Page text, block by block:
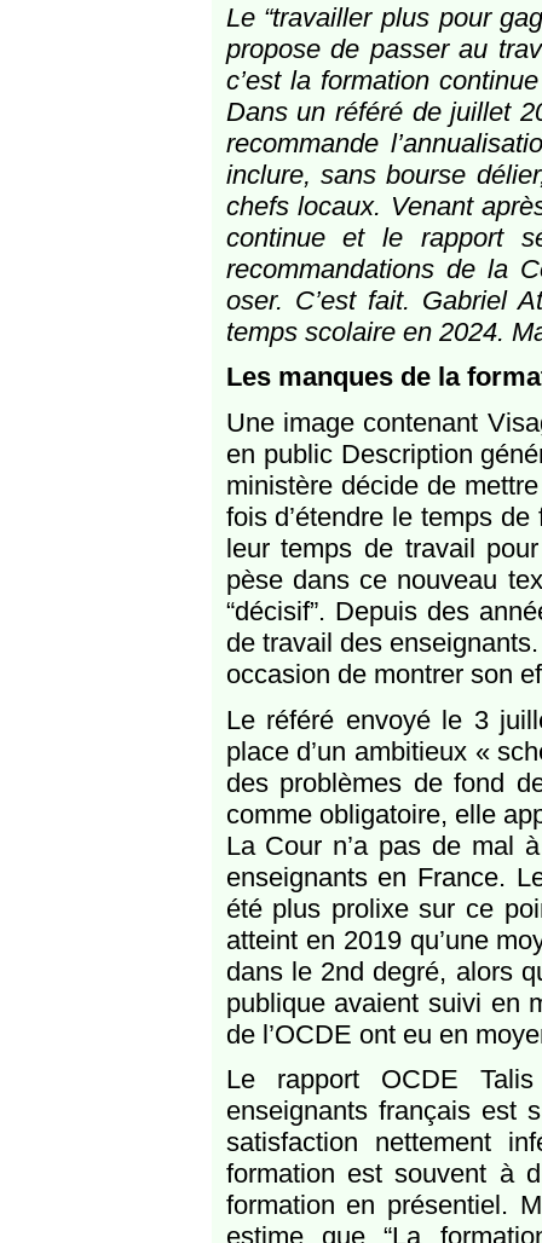
Le “travailler plus pour
propose de passer au
c’est la formation
Dans un référé de juillet
recommande
inclure, sans bourse
chefs locaux. Venant
continue et le rapport
recommandations de la
oser. C’est fait. Gabriel
temps scolaire en 2024.
Les manques de la
Une image contenant
en public Description
ministère décide de
fois d’étendre le temps
leur temps de travail
pèse dans ce nouveau
“décisif”. Depuis des
de travail des
occasion de montrer son
Le référé envoyé le 3
place d’un ambitieux «
des problèmes de fond
comme obligatoire, elle
La Cour n’a pas de mal
enseignants en France.
été plus prolixe sur ce
atteint en 2019 qu’une
dans le 2nd degré, alors
publique avaient suivi en
de l’OCDE ont eu en
Le rapport OCDE
enseignants français est
satisfaction nettement
formation est souvent à
formation en présentiel.
estime que “La